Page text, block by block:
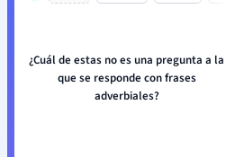
¿Cuál de estas no es una pregunta a la
que se responde con frases
adverbiales?